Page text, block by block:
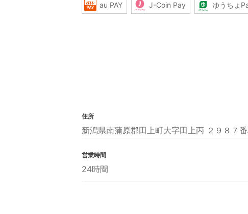
au PAY J-Coin Pay ゆうちょ
住所
新潟県南蒲原郡田上町大字田上丙 ２９８７番
営業時間
24時間